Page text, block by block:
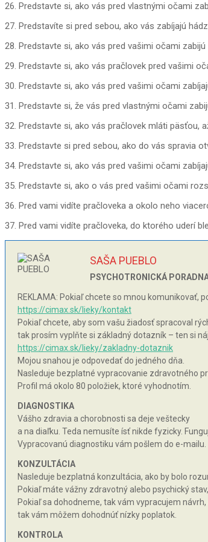
26. Predstavte si, ako vás pred vlastnými očami
27. Predstavíte si pred sebou, ako vás zabíjajú
28. Predstavte si, ako vás pred vašimi očami
29. Predstavte si, ako vás pračlovek pred vašimi
30. Predstavte si, ako vás pred vašimi očami
31. Predstavte si, že vás pred vlastnými očami
32. Predstavte si, ako vás pračlovek mláti päsťou,
33. Predstavte si pred sebou, ako do vás spravia
34. Predstavte si, ako vás pred vašimi očami
35. Predstavte si, ako o vás pred vašimi očami
36. Pred vami vidíte pračloveka a okolo neho
37. Pred vami vidíte pračloveka, do ktorého uderí
SAŠA PUEBLO
PSYCHOTRONICKÁ
REKLAMA: Pokiaľ chcete so mnou komunikovať,
https://cimax.sk/lieky/kontakt
Pokiaľ chcete, aby som vašu žiadosť spracoval
tak prosím vyplňte si základný dotazník – ten si
https://cimax.sk/lieky/zakladny-dotaznik
Mojou snahou je odpovedať do jedného dňa.
Nasleduje bezplatné vypracovanie zdravotného
Profil má okolo 80 položiek, ktoré vyhodnotím.
DIAGNOSTIKA
Vášho zdravia a chorobnosti sa deje veštecky
a na diaľku. Teda nemusíte ísť nikde fyzicky.
Vypracovanú diagnostiku vám pošlem do e-mailu.
KONZULTÁCIA
Nasleduje bezplatná konzultácia, ako by bolo
Pokiaľ máte vážny zdravotný alebo psychický
Pokiaľ sa dohodneme, tak vám vypracujem
tak vám môžem dohodnúť nízky poplatok.
KONTROLA